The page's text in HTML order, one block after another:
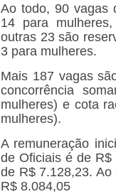
Ao todo, 90 vagas
14 para
outras 23 são
3 para mulheres.
Mais 187 vagas
concorrência
mulheres) e cota
mulheres).
A remuneração
de Oficiais é de R$
de R$ 7.128,23.
R$ 8.084,05